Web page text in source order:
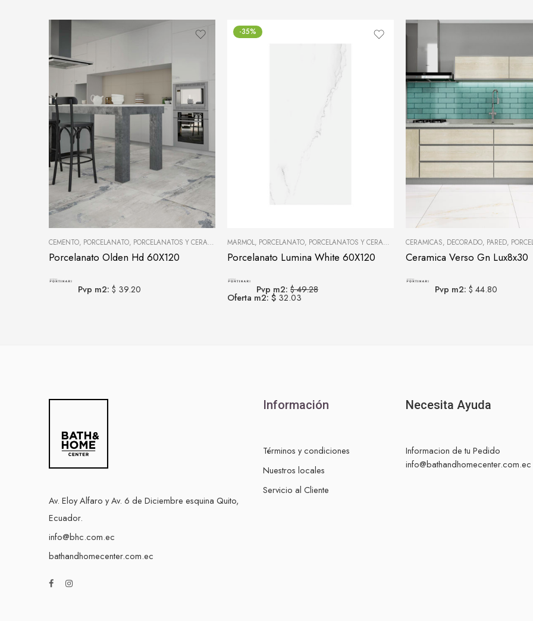
CEMENTO, PORCELANATO, PORCELANATOS Y CERÁMICAS
Porcelanato Olden Hd 60X120
Pvp m2: $ 39.20
-35%
MÁRMOL, PORCELANATO, PORCELANATOS Y CERÁMICAS
Porcelanato Lumina White 60X120
Pvp m2: $ 49.28
Oferta m2: $ 32.03
CERAMICAS, DECORADO, PARED,
Ceramica Verso Gn Lux8x30
Pvp m2: $ 44.80
Av. Eloy Alfaro y Av. 6 de Diciembre esquina Quito,
Ecuador.
info@bhc.com.ec
bathandhomecenter.com.ec
Información
Términos y condiciones
Nuestros locales
Servicio al Cliente
Necesita Ayuda
Informacion de tu Pedido
info@bathandhomecenter.com.ec